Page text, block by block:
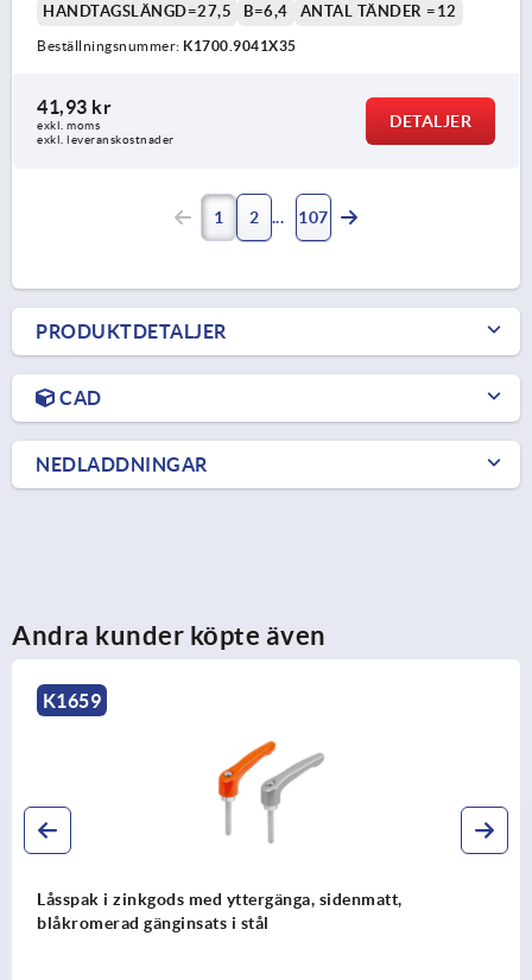
HANDTAGSLÄNGD=27,5
B=6,4 ANTAL TÄNDER =12
Beställningsnummer: K1700.9041X35
41,93 kr
exkl. moms
exkl. leveranskostnader
DETALJER
1 2 107
PRODUKTDETALJER
CAD
NEDLADDNINGAR
Andra kunder köpte även
Låsspak i plast med yttergänga, blåpassiverad
stål